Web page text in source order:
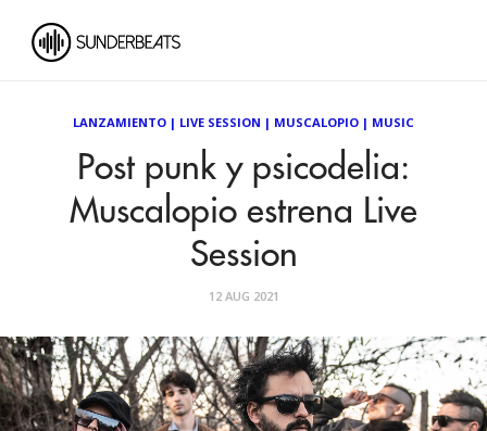
LANZAMIENTO | LIVE SESSION | MUSCALOPIO | MUSIC
Post punk y psicodelia:
Muscalopio estrena Live
Session
12 AUG 2021